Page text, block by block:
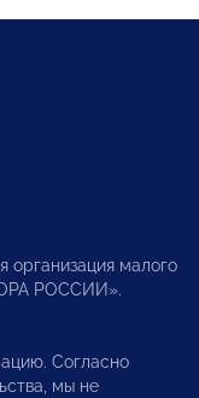
малого
РОССИИ».
Согласно
мы не